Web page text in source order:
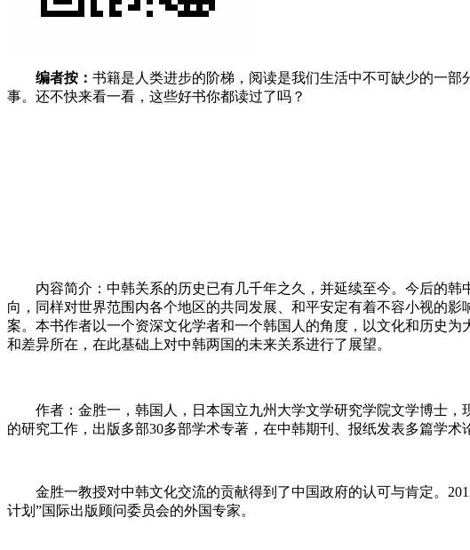
编者按： 书籍是人类进步的阶梯，阅读是我们生活中不可缺少的一
事。还不快来看一看，这些好书你都读过了吗？
内容简介：中韩关系的历史已有几千年之久，并延续至今。今后的
向，同样对世界范围内各个地区的共同发展、和平安定有着不容小视的
案。本书作者以一个资深文化学者和一个韩国人的角度，以文化和历史
和差异所在，在此基础上对中韩两国的未来关系进行了展望。
作者：金胜一，韩国人，日本国立九州大学文学研究学院文学博士
的研究工作，出版多部30多部学术专著，在中韩期刊、报纸发表多篇学术
金胜一教授对中韩文化交流的贡献得到了中国政府的认可与肯定。
计划”国际出版顾问委员会的外国专家。